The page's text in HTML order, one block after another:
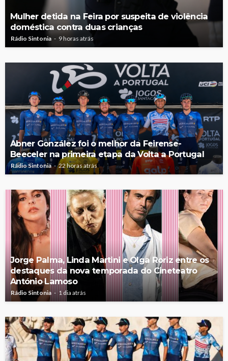
Mulher detida na Feira por suspeita de violência
doméstica contra duas crianças
Rádio Sintonia 9 horas atrás
Abner González foi o melhor da Feirense-
Beeceler na primeira etapa da Volta a Portugal
Rádio Sintonia 22 horas atrás
Jorge Palma, Linda Martini e Olga Roriz entre os
destaques da nova temporada do Cineteatro
António Lamoso
Rádio Sintonia 1 dia atrás